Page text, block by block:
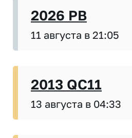
2026 PB
11 августа в 21:05
2013 QC11
13 августа в 04:33